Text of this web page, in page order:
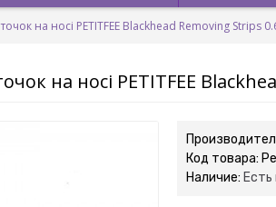
на носі PETITFEE Blackhead Removing Strips
на носі PETITFEE
Код товара:
Наличие: Есть